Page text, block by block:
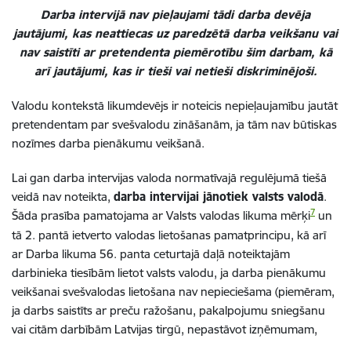
Darba intervijā nav pieļaujami tādi darba devēja
jautājumi, kas neattiecas uz paredzētā darba veikšanu vai
nav saistīti ar pretendenta piemērotību šim darbam, kā
arī jautājumi, kas ir tieši vai netieši diskriminējoši.
Valodu kontekstā likumdevējs ir noteicis nepieļaujamību jautāt
pretendentam par svešvalodu zināšanām, ja tām nav būtiskas
nozīmes darba pienākumu veikšanā.
Lai gan darba intervijas valoda normatīvajā regulējumā tiešā
veidā nav noteikta, darba intervijai jānotiek valsts valodā.
Šāda prasība pamatojama ar Valsts valodas likuma mērķi7 un
tā 2. pantā ietverto valodas lietošanas pamatprincipu, kā arī
ar Darba likuma 56. panta ceturtajā daļā noteiktajām
darbinieka tiesībām lietotvalsts valodu, ja darba pienākumu
veikšanai svešvalodas lietošana nav nepieciešama (piemēram,
ja darbs saistīts ar preču ražošanu, pakalpojumu sniegšanu
vai citām darbībām Latvijas tirgū, nepastāvot izņēmumam,